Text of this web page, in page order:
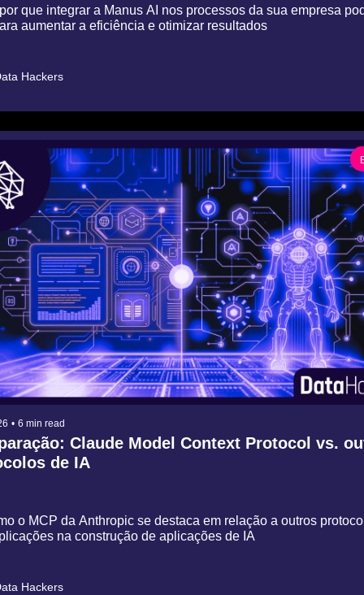
que integrar a Manus AI nos processos da sua empresa
aumentar a eficiência e otimizar resultados
Hackers
• 6 min read
Claude Model Context Protocol vs.
de IA
o MCP da Anthropic se destaca em relação a outros
na construção de aplicações de IA
Hackers